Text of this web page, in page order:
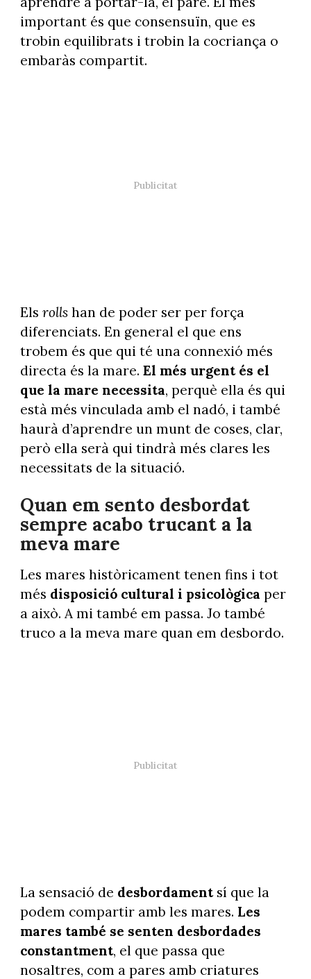
important és que consensuïn, que es
trobin equilibrats i trobin la cocriança o
embaràs compartit.
Els rolls han de poder ser per força
diferenciats. En general el que ens
trobem és que qui té una connexió més
directa és la mare. El més urgent és el
que la mare necessita, perquè ella és qui
està més vinculada amb el nadó, i també
haurà d’aprendre un munt de coses, clar,
però ella serà qui tindrà més clares les
necessitats de la situació.
Quan em sento desbordat
sempre acabo trucant a la
meva mare
Les mares històricament tenen fins i tot
més disposició cultural i psicològica per
a això. A mi també em passa. Jo també
truco a la meva mare quan em desbordo.
La sensació de desbordament sí que la
podem compartir amb les mares. Les
mares també se senten desbordades
constantment, el que passa que
nosaltres, com a pares amb criatures